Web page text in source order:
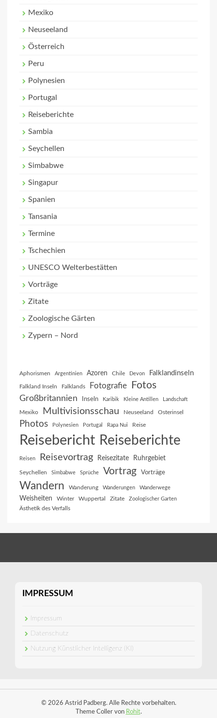
Mexiko
Neuseeland
Österreich
Peru
Polynesien
Portugal
Reiseberichte
Sambia
Seychellen
Simbabwe
Singapur
Spanien
Tansania
Termine
Tschechien
UNESCO Welterbestätten
Vorträge
Zitate
Zoologische Gärten
Zypern – Nord
Aphorismen Argentinien Azoren Chile Devon Falklandinseln
Falkland Inseln Falklands Fotografie Fotos
Großbritannien Inseln Karibik Kleine Antillen Landschaft
Mexiko Multivisionsschau Neuseeland Osterinsel
Photos Polynesien Portugal Rapa Nui Reise
Reisebericht Reiseberichte
Reisen Reisevortrag Reisezitate Ruhrgebiet
Seychellen Simbabwe Sprüche Vortrag Vorträge
Wandern Wanderung Wanderungen Wanderwege
Weisheiten Winter Wuppertal Zitate Zoologischer Garten
Ästhetik des Verfalls
IMPRESSUM
Impressum
Datenschutz
Nutzung Künstlicher Intelligenz (KI)
© 2026 Astrid Padberg. Alle Rechte vorbehalten.
Theme Coller von Rohit.